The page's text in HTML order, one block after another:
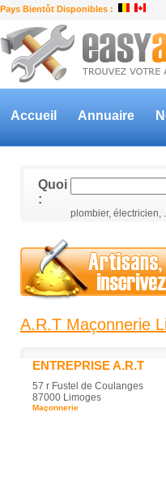
Pays Bientôt Disponibles :
Accueil Annuaire
Quoi
:
plombier, électricien,
A.R.T Maçonnerie
ENTREPRISE A.R.T
57 r Fustel de Coulanges
87000 Limoges
Maçonnerie